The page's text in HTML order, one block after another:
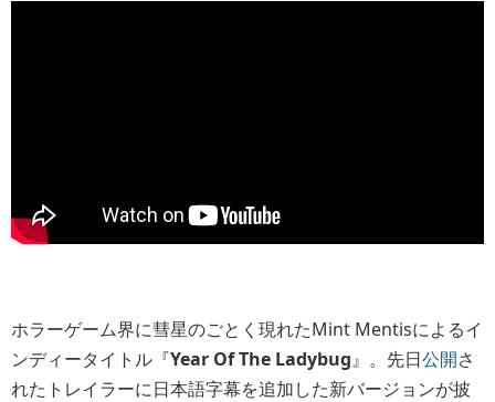
ホラーゲーム界に彗星のごとく現れたMint Mentisによるイ
ンディータイトル『Year Of The Ladybug』。先日公開さ
れたトレイラーに日本語字幕を追加した新バージョンが披